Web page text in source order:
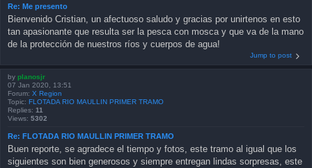
Re: Me presento
Bienvenido Cristian, un afectuoso saludo y gracias por unirtenos en esto
tan apasionante que resulta ser la pesca con mosca y que va de la mano
de la protección de nuestros ríos y cuerpos de agua!
Jump to post
by planosjr
07 Jan 2020, 13:51
Forum: X Region
Topic: FLOTADA RIO MAULLIN PRIMER TRAMO
Replies: 11
Views: 5302
Re: FLOTADA RIO MAULLIN PRIMER TRAMO
Buen reporte, se agradece el tiempo y fotos, este tramo al igual que los
siguientes son bien generosos y siempre entregan lindas sorpresas, este